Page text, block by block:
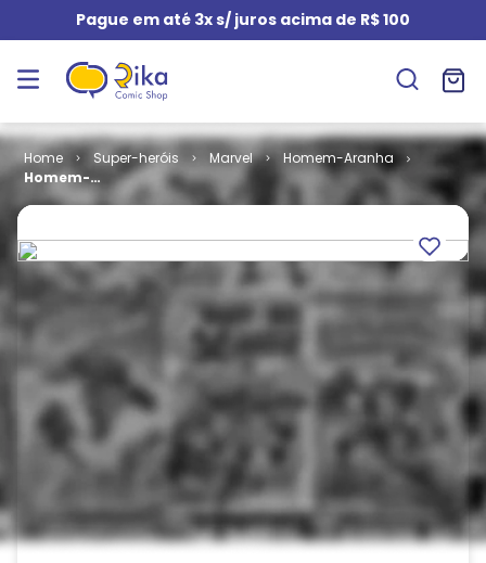
Pague em até 3x s/ juros acima de R$ 100
Super-heróis Marvel
Homem-Aranha
Homem-
Aranha # 020